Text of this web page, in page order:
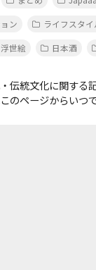
ン
ライフスタイ
世絵
日本酒
伝統文化に関する
のページからいつ